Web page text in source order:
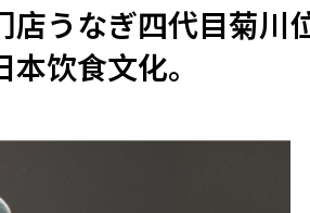
うなぎ四代目菊川
饮食文化。